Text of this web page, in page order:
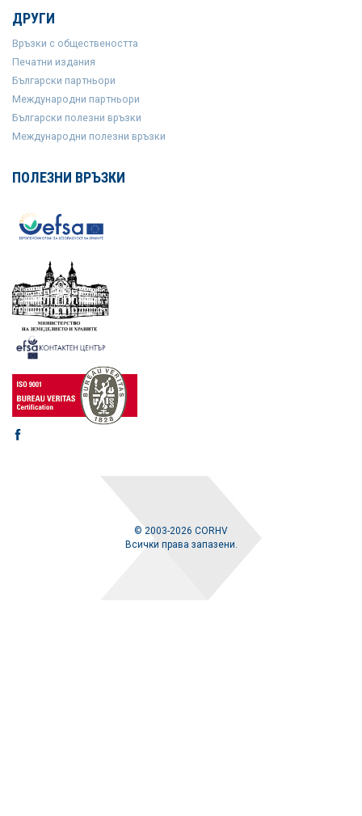
ДРУГИ
Връзки с обществеността
Печатни издания
Български партньори
Международни партньори
Български полезни връзки
Международни полезни връзки
ПОЛЕЗНИ ВРЪЗКИ
© 2003-2026 CORHV
Всички права запазени.